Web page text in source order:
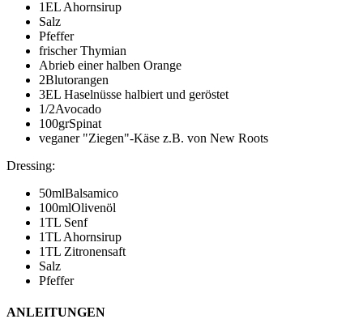
1EL Ahornsirup
Salz
Pfeffer
frischer Thymian
Abrieb einer halben Orange
2Blutorangen
3EL Haselnüsse halbiert und geröstet
1/2Avocado
100grSpinat
veganer "Ziegen"-Käse z.B. von New Roots
Dressing:
50mlBalsamico
100mlOlivenöl
1TL Senf
1TL Ahornsirup
1TL Zitronensaft
Salz
Pfeffer
ANLEITUNGEN